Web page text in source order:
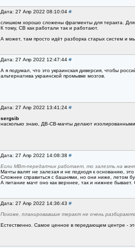
Дата: 27 Апр 2022 08:10:04 #
слишком хорошо сложены фрагменты для теракта.
К тому, СВ как работали так и работают.
А может, там просто идёт разборка старых систем и
Дата: 27 Апр 2022 12:47:44 #
А я подумал, что это украинская диверсия, чтобы
альтернатива украинской промывке мозгов.
Дата: 27 Апр 2022 13:41:24 #
sergsib
насколько знаю, ДВ-СВ-мачты делают
Дата: 27 Апр 2022 14:08:38 #
Если МВт-передатчик работает, то залезть на
Мачты валят не залезая и не подходя к основанию,
Сложнее справиться с башнями, но они ниже, летом
А питание мачт оно как верхнее, так и нижнее
Дата: 27 Апр 2022 14:36:43 #
Похоже, планировавшие теракт не очень
Естественно. Самое ценное в передающем центре -